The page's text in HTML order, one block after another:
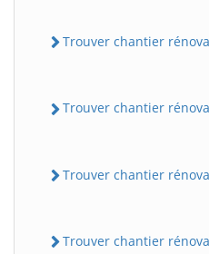
Trouver chantier
Trouver chantier
Trouver chantier
Trouver chantier